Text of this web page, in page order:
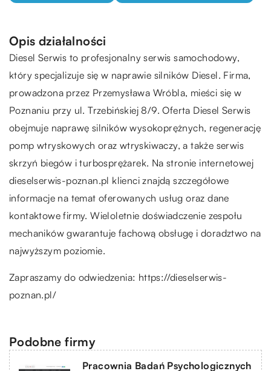
Opis działalności
Diesel Serwis to profesjonalny serwis samochodowy,
który specjalizuje się w naprawie silników Diesel. Firma,
prowadzona przez Przemysława Wróbla, mieści się w
Poznaniu przy ul. Trzebińskiej 8/9. Oferta Diesel Serwis
obejmuje naprawę silników wysokoprężnych, regenerację
pomp wtryskowych oraz wtryskiwaczy, a także serwis
skrzyń biegów i turbosprężarek. Na stronie internetowej
dieselserwis-poznan.pl klienci znajdą szczegółowe
informacje na temat oferowanych usług oraz dane
kontaktowe firmy. Wieloletnie doświadczenie zespołu
mechaników gwarantuje fachową obsługę i doradztwo na
najwyższym poziomie.
Zapraszamy do odwiedzenia: https://dieselserwis-
poznan.pl/
Podobne firmy
Pracownia Badań Psychologicznych